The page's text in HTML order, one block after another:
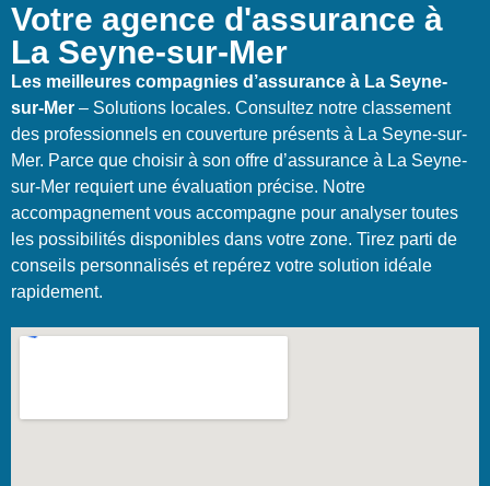
Votre agence d'assurance à
La Seyne-sur-Mer
Les meilleures compagnies d’assurance à La Seyne-
sur-Mer – Solutions locales. Consultez notre classement
des professionnels en couverture présents à La Seyne-sur-
Mer. Parce que choisir à son offre d’assurance à La Seyne-
sur-Mer requiert une évaluation précise. Notre
accompagnement vous accompagne pour analyser toutes
les possibilités disponibles dans votre zone. Tirez parti de
conseils personnalisés et repérez votre solution idéale
rapidement.